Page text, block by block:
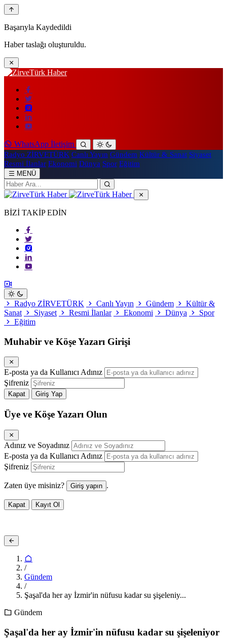
Başarıyla Kaydedildi
Haber taslağı oluşturuldu.
WhatsApp İletişim
Radyo ZİRVETÜRK Canlı Yayın Gündem Kültür & Sanat Siyaset
Resmi İlanlar Ekonomi Dünya Spor Eğitim
MENÜ
BİZİ TAKİP EDİN
Radyo ZİRVETÜRK Canlı Yayın Gündem
Kültür &
Sanat
Siyaset Resmi İlanlar Ekonomi Dünya
Spor
Eğitim
Muhabir ve Köşe Yazarı Girişi
E-posta ya da Kullanıcı Adınız
Şifreniz
Kapat Giriş Yap
Üye ve Köşe Yazarı Olun
Adınız ve Soyadınız
E-posta ya da Kullanıcı Adınız
Şifreniz
Zaten üye misiniz? Giriş yapın .
Kapat Kayıt Ol
/
Gündem
/
Şaşal'da her ay İzmir'in nüfusu kadar su şişeleniy...
Gündem
Şaşal'da her ay İzmir'in nüfusu kadar su şişeleniyor